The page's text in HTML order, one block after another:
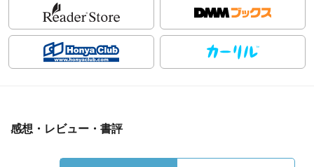
感想・レビュー・書評